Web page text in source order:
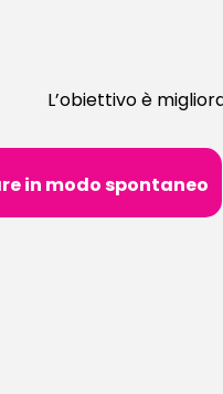
L’obiettivo è
in modo spontaneo